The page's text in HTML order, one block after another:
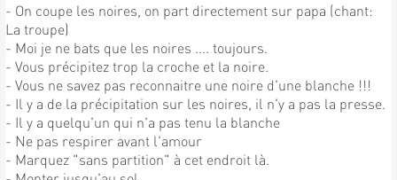
- On coupe les noires, on part directement sur papa (chant:
La troupe)
- Moi je ne bats que les noires .... toujours.
- Vous précipitez trop la croche et la noire.
- Vous ne savez pas reconnaitre une noire d'une blanche !!!
- Il y a de la précipitation sur les noires, il n'y a pas la presse.
- Il y a quelqu'un qui n'a pas tenu la blanche
- Ne pas respirer avant l'amour
- Marquez "sans partition" à cet endroit là.